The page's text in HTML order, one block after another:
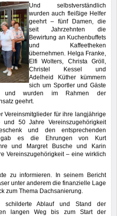
Und selbstverständlich
wurden auch fleißige Helfer
geehrt – fünf Damen, die
seit Jahrzehnten die
Bewirtung an Kuchenbuffets
und Kaffeetheken
übernehmen. Helga Franke,
Elfi Wolters, Christa Gröll,
Christel Kessel und
Adelheid Küther kümmern
sich um Sportler und Gäste
und wurden im Rahmen der
geehrt.
Vereinsmitglieder für ihre langjährige
50 Jahre Vereinszugehörigkeit
und den entsprechenden
gab es die Ehrungen von Kurt
und Margret Busche und Karin
Vereinszugehörigkeit – eine wirklich
zu informieren. In seinem Bericht
unter anderem die finanzielle Lage
zum Thema Dachsanierung.
schilderte Ablauf und Stand der
langen Weg bis zum Start der